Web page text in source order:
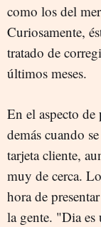
como los del
Curiosamente,
tratado de
últimos meses.
En el aspecto de
demás cuando
tarjeta cliente,
muy de cerca.
hora de
la gente. "Dia es